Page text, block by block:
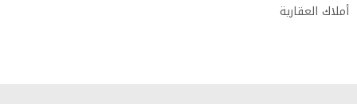
أملاك العقارية